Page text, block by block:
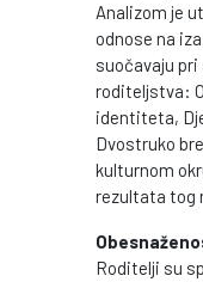
Analizom je
odnose na
suočavaju
roditeljstva:
identiteta,
Dvostruko
kulturnom
rezultata tog
Roditelji su